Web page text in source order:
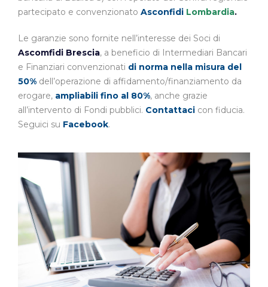
partecipato e convenzionato Asconfidi Lombardia.
Le garanzie sono fornite nell’interesse dei Soci di
Ascomfidi Brescia, a beneficio di Intermediari Bancari
e Finanziari convenzionati di norma nella misura del
50% dell’operazione di affidamento/finanziamento da
erogare, ampliabili fino al 80%, anche grazie
all’intervento di Fondi pubblici. Contattaci con fiducia.
Seguici su Facebook.